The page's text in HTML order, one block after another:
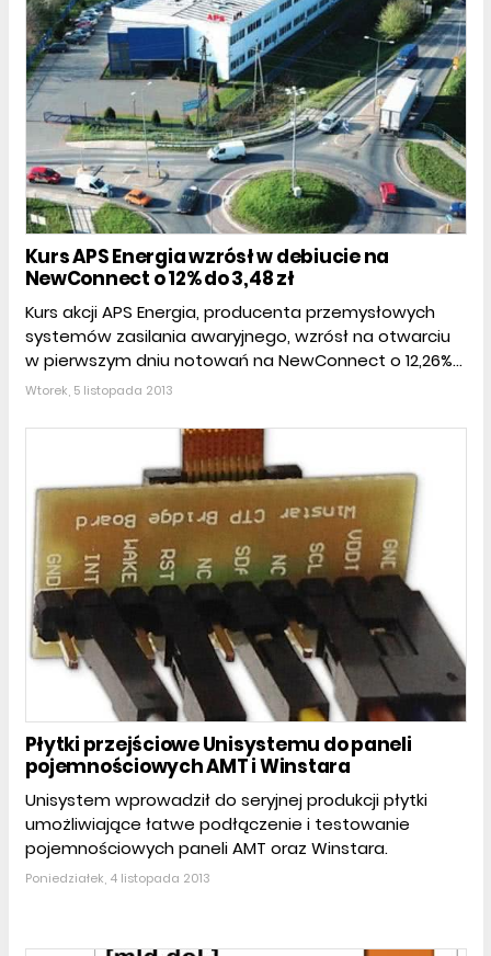
Kurs APS Energia wzrósł w debiucie na
NewConnect o 12% do 3,48 zł
Kurs akcji APS Energia, producenta przemysłowych
systemów zasilania awaryjnego, wzrósł na otwarciu
w pierwszym dniu notowań na NewConnect o 12,26%...
Wtorek, 5 listopada 2013
Płytki przejściowe Unisystemu do paneli
pojemnościowych AMT i Winstara
Unisystem wprowadził do seryjnej produkcji płytki
umożliwiające łatwe podłączenie i testowanie
pojemnościowych paneli AMT oraz Winstara.
Poniedziałek, 4 listopada 2013